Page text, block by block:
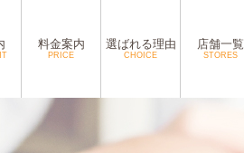
料金案内
PRICE
選ばれる理由
CHOICE
店舗一覧
STORES